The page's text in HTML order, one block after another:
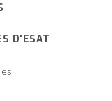
D'ESAT